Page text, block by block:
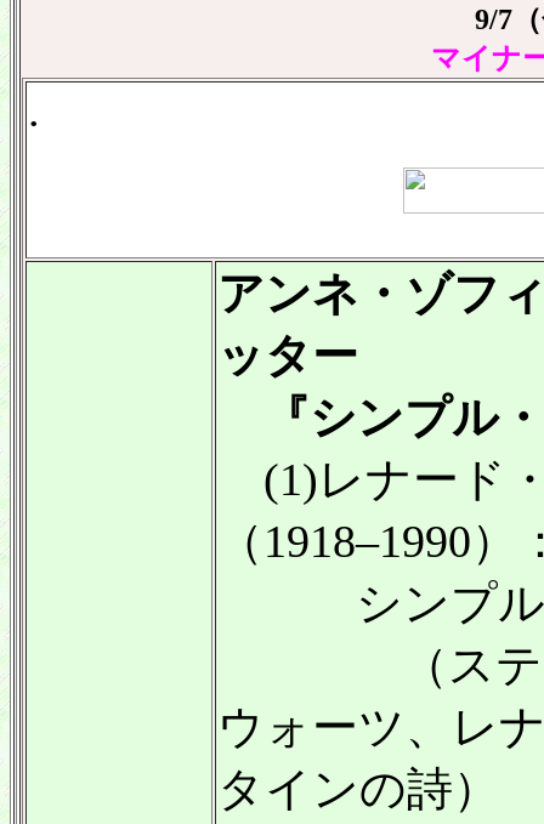
9/7
マイナ
.
アンネ・ゾフ
ッター
『シンプル
(1)レナード
（1918–1990）
シンプル
（スティ
ウォーツ、レ
タインの詩）